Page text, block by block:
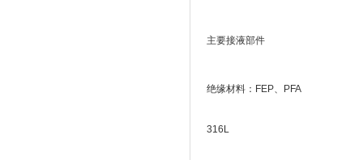
主要接液部件
绝缘材料：FEP、PFA
316L